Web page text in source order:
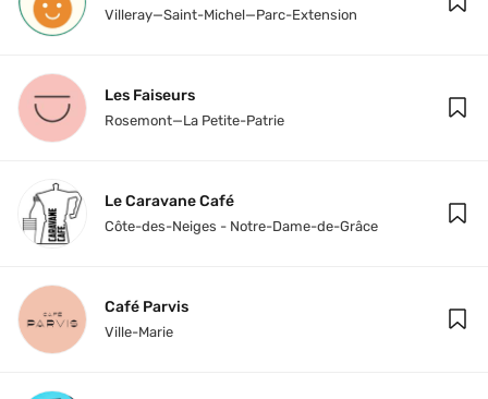
Villeray—Saint-Michel—Parc-Extension
Les Faiseurs
Rosemont—La Petite-Patrie
Le Caravane Café
Côte-des-Neiges - Notre-Dame-de-Grâce
Café Parvis
Ville-Marie